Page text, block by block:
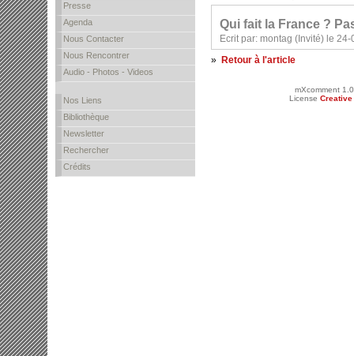
Presse
Agenda
Nous Contacter
Nous Rencontrer
Audio - Photos - Videos
Nos Liens
Bibliothèque
Newsletter
Rechercher
Crédits
Qui fait la France ?
Ecrit par: montag (Invité) le
» Retour à l'article
mXcomment
License Creative